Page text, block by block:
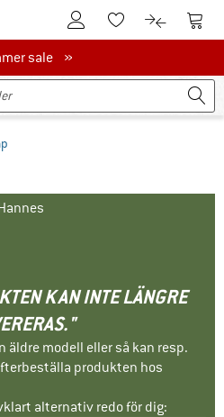
Till kundkontotTill minneslistan.
Till Till
salesale »
KAN INTE LÄNGRE
äldre modell eller så kan resp.
produkten hos
alternativ redo för dig: